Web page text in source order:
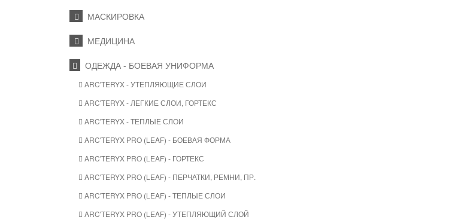
МАСКИРОВКА
МЕДИЦИНА
ОДЕЖДА - БОЕВАЯ УНИФОРМА
ARC'TERYX - УТЕПЛЯЮЩИЕ СЛОИ
ARC'TERYX - ЛЕГКИЕ СЛОИ, ГОРТЕКС
ARC'TERYX - ТЕПЛЫЕ СЛОИ
ARC'TERYX PRO (LEAF) - БОЕВАЯ ФОРМА
ARC'TERYX PRO (LEAF) - ГОРТЕКС
ARC'TERYX PRO (LEAF) - ПЕРЧАТКИ, РЕМНИ, ПР.
ARC'TERYX PRO (LEAF) - ТЕПЛЫЕ СЛОИ
ARC'TERYX PRO (LEAF) - УТЕПЛЯЮЩИЙ СЛОЙ